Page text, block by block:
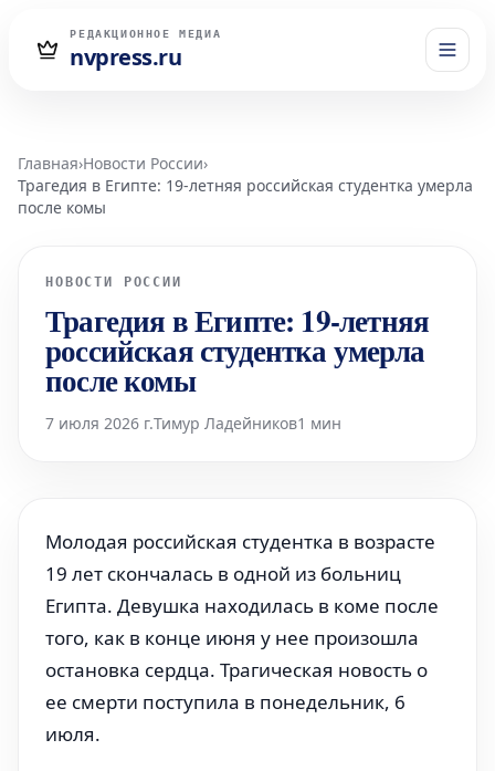
РЕДАКЦИОННОЕ МЕДИА
nvpress.ru
Главная›Новости России›
Трагедия в Египте: 19-летняя российская студентка умерла
после комы
НОВОСТИ РОССИИ
Трагедия в Египте: 19-летняя
российская студентка умерла
после комы
7 июля 2026 г.Тимур Ладейников1 мин
Молодая российская студентка в возрасте
19 лет скончалась в одной из больниц
Египта. Девушка находилась в коме после
того, как в конце июня у нее произошла
остановка сердца. Трагическая новость о
ее смерти поступила в понедельник, 6
июля.